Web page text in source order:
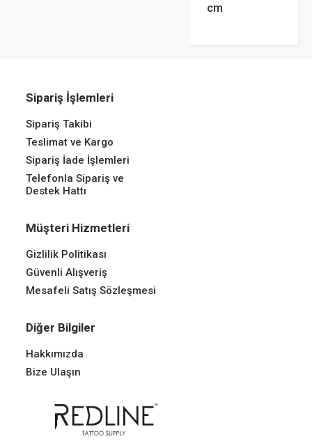
cm
Sipariş İşlemleri
Sipariş Takibi
Teslimat ve Kargo
Sipariş İade İşlemleri
Telefonla Sipariş ve
Destek Hattı
Müşteri Hizmetleri
Gizlilik Politikası
Güvenli Alışveriş
Mesafeli Satış Sözleşmesi
Diğer Bilgiler
Hakkımızda
Bize Ulaşın